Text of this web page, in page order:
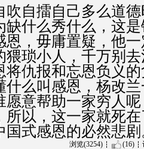
吹自擂自己多么道
缺什么秀什么，这
恩，毋庸置疑，他
猥琐小人，千万别
将仇报和忘恩负义
什么叫感恩，杨改
愿意帮助一家穷人
所以，这一家就死
国式感恩的必然悲
浏览(3254) (16)